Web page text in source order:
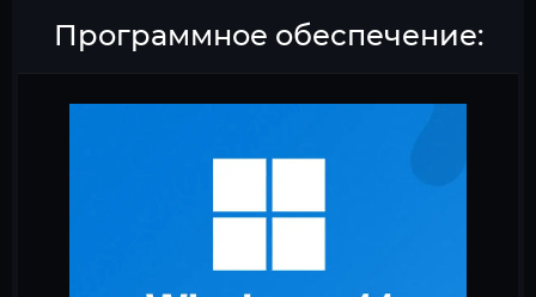
Программное обеспечение: